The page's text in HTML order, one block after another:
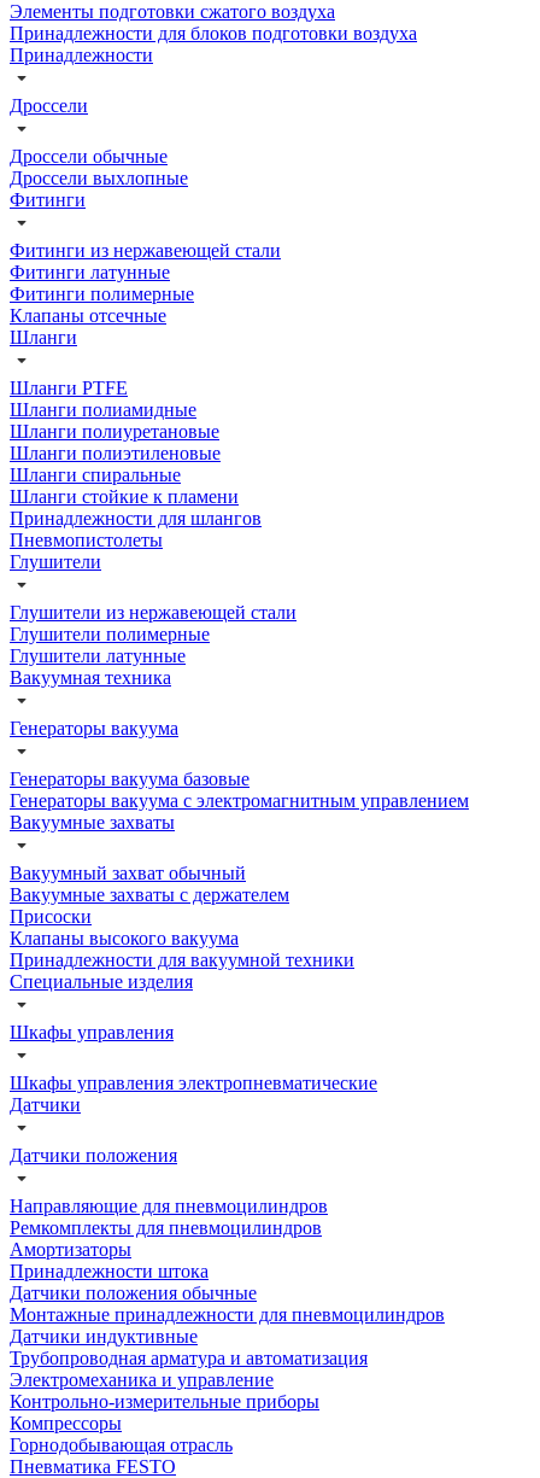
Элементы подготовки сжатого воздуха
Принадлежности для блоков подготовки воздуха
Принадлежности
Дроссели
Дроссели обычные
Дроссели выхлопные
Фитинги
Фитинги из нержавеющей стали
Фитинги латунные
Фитинги полимерные
Клапаны отсечные
Шланги
Шланги PTFE
Шланги полиамидные
Шланги полиуретановые
Шланги полиэтиленовые
Шланги спиральные
Шланги стойкие к пламени
Принадлежности для шлангов
Пневмопистолеты
Глушители
Глушители из нержавеющей стали
Глушители полимерные
Глушители латунные
Вакуумная техника
Генераторы вакуума
Генераторы вакуума базовые
Генераторы вакуума с электромагнитным управлением
Вакуумные захваты
Вакуумный захват обычный
Вакуумные захваты с держателем
Присоски
Клапаны высокого вакуума
Принадлежности для вакуумной техники
Специальные изделия
Шкафы управления
Шкафы управления электропневматические
Датчики
Датчики положения
Направляющие для пневмоцилиндров
Ремкомплекты для пневмоцилиндров
Амортизаторы
Принадлежности штока
Датчики положения обычные
Монтажные принадлежности для пневмоцилиндров
Датчики индуктивные
Трубопроводная арматура и автоматизация
Электромеханика и управление
Контрольно-измерительные приборы
Компрессоры
Горнодобывающая отрасль
Пневматика FESTO